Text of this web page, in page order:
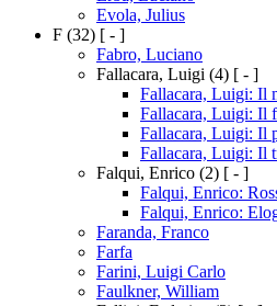
Evola, Julius
F (32) [ - ]
Fabro, Luciano
Fallacara, Luigi (4) [ - ]
Fallacara, Luigi: Il
Fallacara, Luigi: Il
Fallacara, Luigi: Il
Fallacara, Luigi: Il
Falqui, Enrico (2) [ - ]
Falqui, Enrico:
Falqui, Enrico:
Faranda, Franco
Farfa
Farini, Luigi Carlo
Faulkner, William